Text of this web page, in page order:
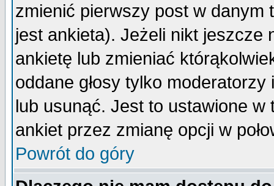
zmienić pierwszy post w
jest ankieta). Jeżeli nikt jeszcze
ankietę lub zmieniać
oddane głosy tylko
lub usunąć. Jest to ustawione w
ankiet przez zmianę opcji w
Powrót do góry